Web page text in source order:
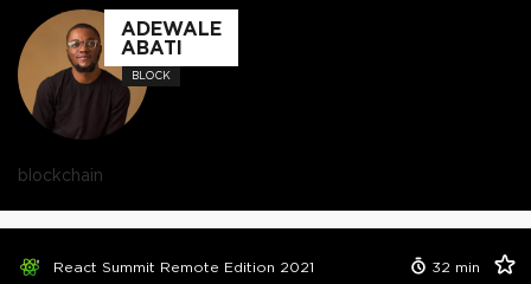
ADEWALE
ABATI
BLOCK
blockchain
React Summit Remote Edition 2021 32 min